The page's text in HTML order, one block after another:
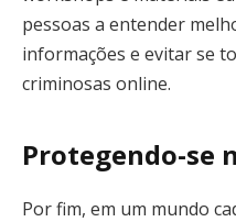
pessoas a entender
informações e evitar se
criminosas online.
Protegendo-se
Por fim, em um mundo